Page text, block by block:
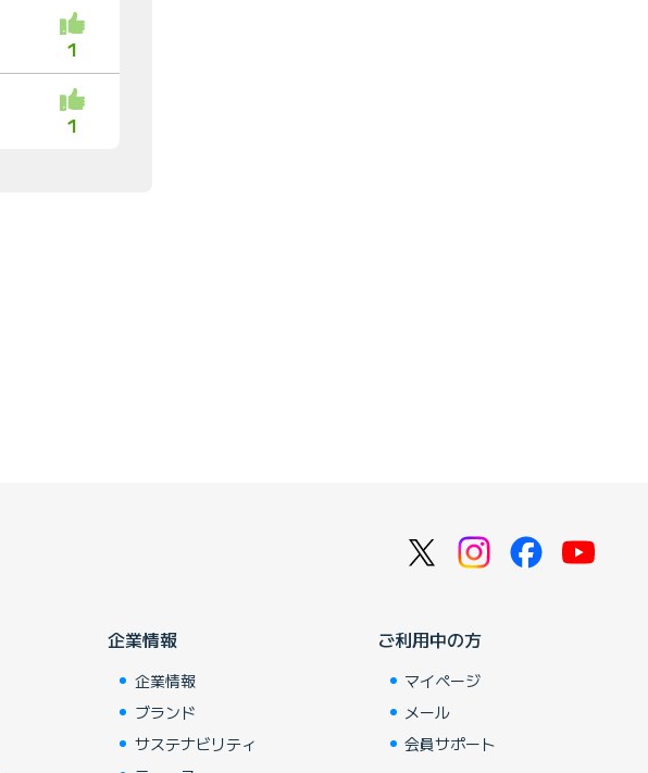
1
1
企業情報
企業情報
ブランド
サステナビリティ
ご利用中の方
マイページ
メール
会員サポート